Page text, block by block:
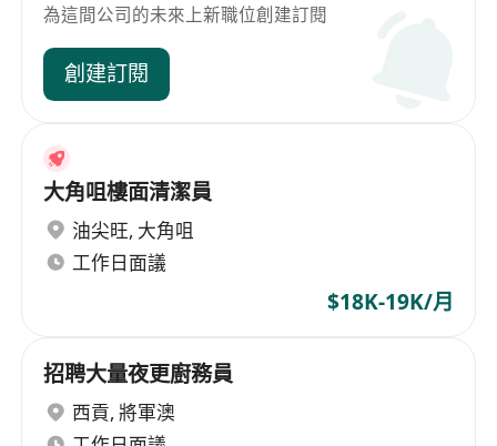
為這間公司的未來上新職位創建訂閱
創建訂閱
大角咀樓面清潔員
油尖旺, 大角咀
工作日面議
$18K-19K/月
招聘大量夜更廚務員
西貢, 將軍澳